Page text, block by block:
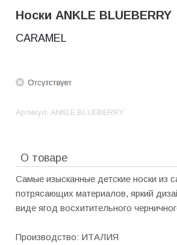
Носки ANKLE BLUEBERRY
CARAMEL
Артикул: ANKLE BLUEBERRY
О товаре
Cамые изысканные детские носки из
потрясающих материалов, яркий
виде ягод восхитительного
Производство: ИТАЛИЯ